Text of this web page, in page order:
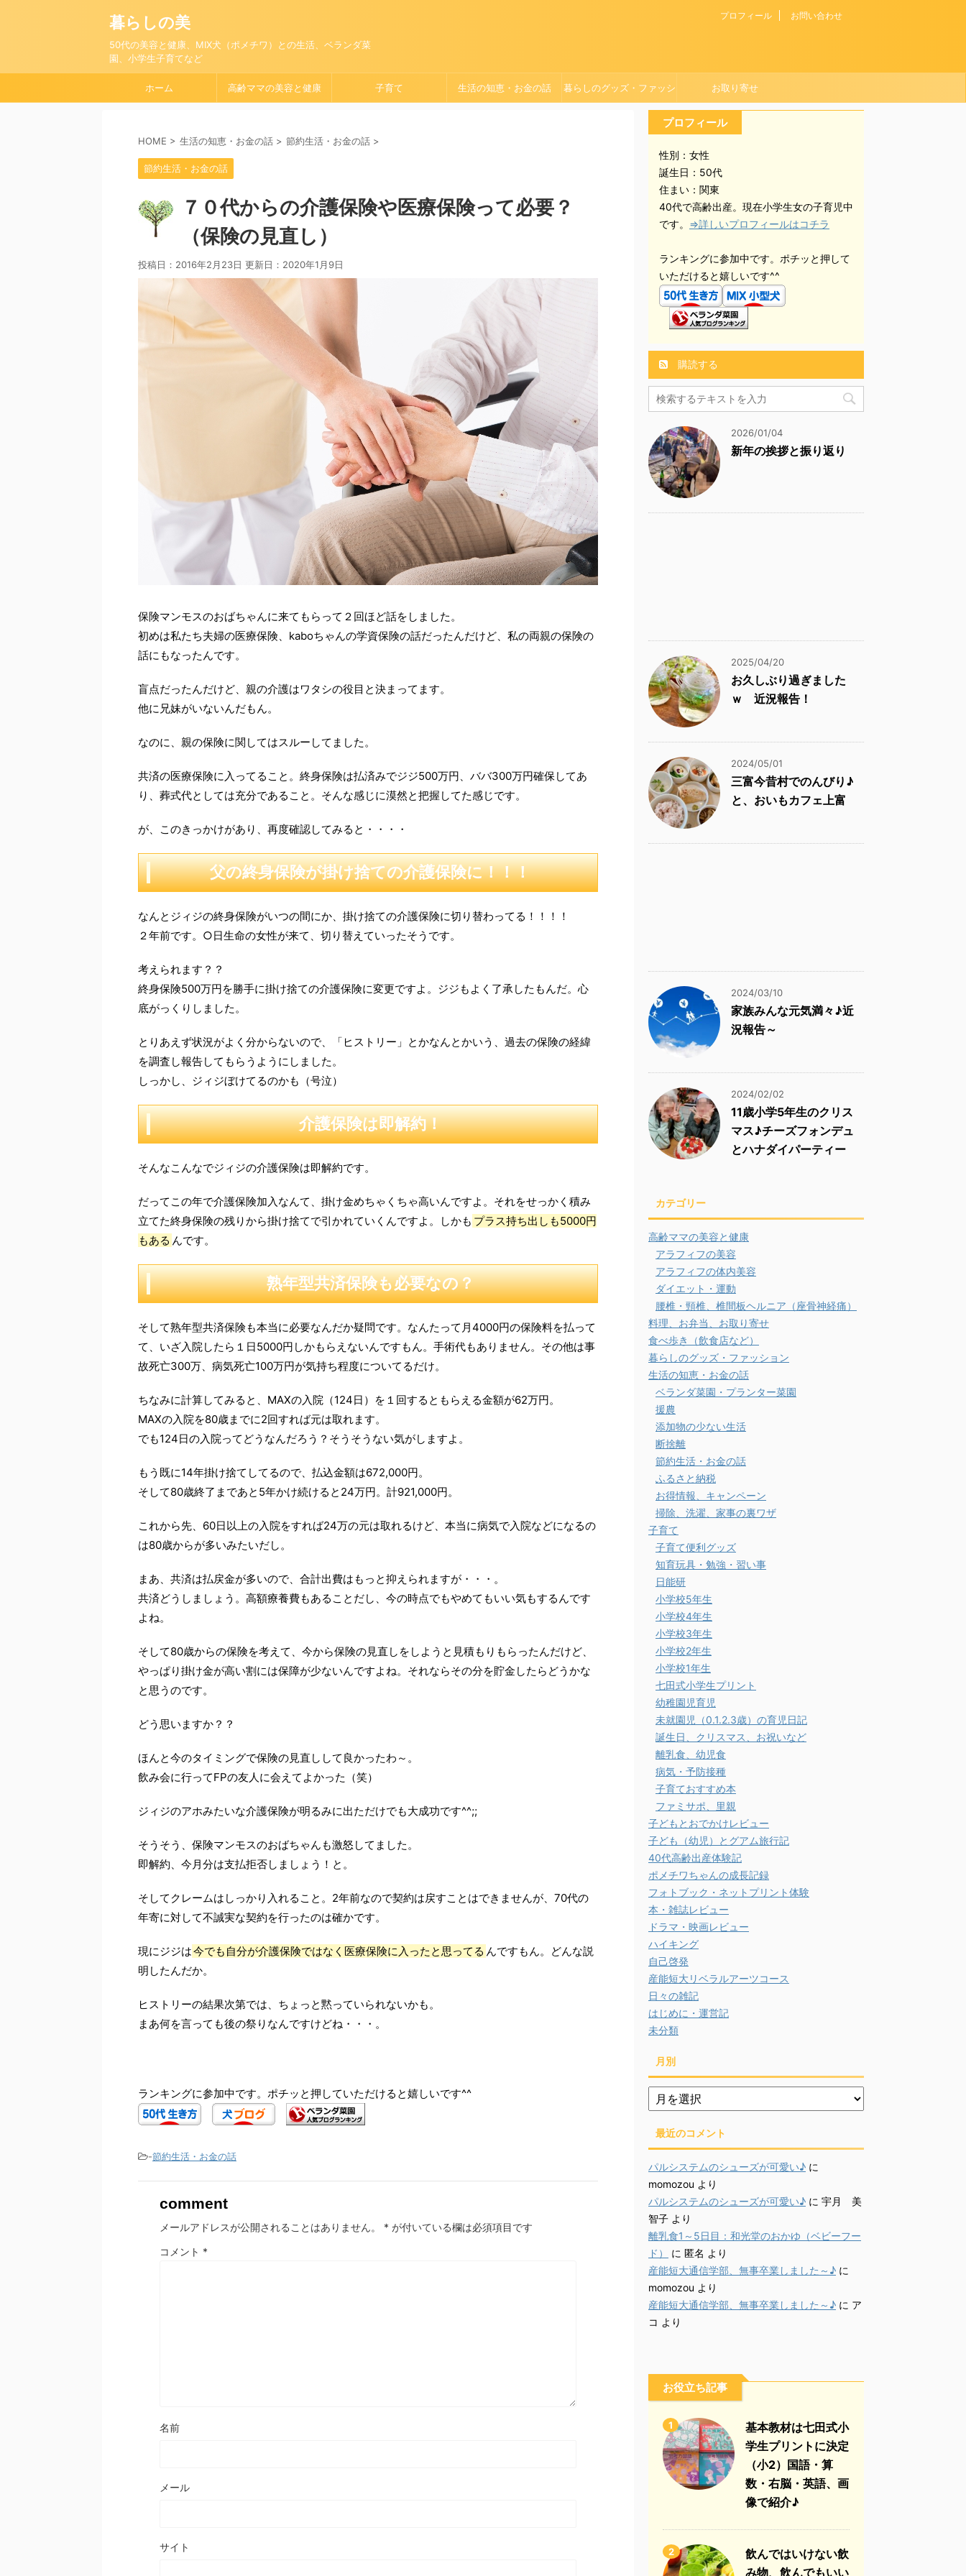
暮らしの美
50代の美容と健康、MIX犬（ポメチワ）との生活、ベランダ菜
園、小学生子育てなど
プロフィール お問い合わせ
ホーム 高齢ママの美容と健康 子育て 生活の知恵・お金の話 暮らしのグッズ・ファッシ お取り寄せ
HOME > 生活の知恵・お金の話 > 節約生活・お金の話 >
節約生活・お金の話
７０代からの介護保険や医療保険って必要？
（保険の見直し）
投稿日：2016年2月23日 更新日： 2020年1月9日
保険マンモスのおばちゃんに来てもらって２回ほど話をしました。
初めは私たち夫婦の医療保険、kaboちゃんの学資保険の話だったんだけど、私の両親の保険の
話にもなったんです。
盲点だったんだけど、親の介護はワタシの役目と決まってます。
他に兄妹がいないんだもん。
なのに、親の保険に関してはスルーしてました。
共済の医療保険に入ってること。終身保険は払済みでジジ500万円、ババ300万円確保してあ
り、葬式代としては充分であること。そんな感じに漠然と把握してた感じです。
が、このきっかけがあり、再度確認してみると・・・・
父の終身保険が掛け捨ての介護保険に！！！
なんとジィジの終身保険がいつの間にか、掛け捨ての介護保険に切り替わってる！！！！
２年前です。○日生命の女性が来て、切り替えていったそうです。
考えられます？？
終身保険500万円を勝手に掛け捨ての介護保険に変更ですよ。ジジもよく了承したもんだ。心
底がっくりしました。
とりあえず状況がよく分からないので、「ヒストリー」とかなんとかいう、過去の保険の経緯
を調査し報告してもらうようにしました。
しっかし、ジィジぼけてるのかも（号泣）
介護保険は即解約！
そんなこんなでジィジの介護保険は即解約です。
だってこの年で介護保険加入なんて、掛け金めちゃくちゃ高いんですよ。それをせっかく積み
立てた終身保険の残りから掛け捨てで引かれていくんですよ。しかも プラス持ち出しも5000円
もある んです。
熟年型共済保険も必要なの？
そして熟年型共済保険も本当に必要なんだか疑問です。なんたって月4000円の保険料を払って
て、いざ入院したら１日5000円しかもらえないんですもん。手術代もありません。その他は事
故死亡300万、病気死亡100万円が気持ち程度についてるだけ。
ちなみに計算してみると、MAXの入院（124日）を１回するともらえる金額が62万円。
MAXの入院を80歳までに2回すれば元は取れます。
でも124日の入院ってどうなんだろう？そうそうない気がしますよ。
もう既に14年掛け捨てしてるので、払込金額は672,000円。
そして80歳終了まであと5年かけ続けると24万円。計921,000円。
これから先、60日以上の入院をすれば24万の元は取れるけど、本当に病気で入院などになるの
は80歳からが多いみたいだし。
まあ、共済は払戻金が多いので、合計出費はもっと抑えられますが・・・。
共済どうしましょう。高額療養費もあることだし、今の時点でもやめてもいい気もするんです
よね。
そして80歳からの保険を考えて、今から保険の見直しをしようと見積もりもらったんだけど、
やっぱり掛け金が高い割には保障が少ないんですよね。それならその分を貯金したらどうかな
と思うのです。
どう思いますか？？
ほんと今のタイミングで保険の見直しして良かったわ～。
飲み会に行ってFPの友人に会えてよかった（笑）
ジィジのアホみたいな介護保険が明るみに出ただけでも大成功です^^;;
そうそう、保険マンモスのおばちゃんも激怒してました。
即解約、今月分は支払拒否しましょう！と。
そしてクレームはしっかり入れること。2年前なので契約は戻すことはできませんが、70代の
年寄に対して不誠実な契約を行ったのは確かです。
現にジジは今でも自分が介護保険ではなく医療保険に入ったと思ってる んですもん。どんな説
明したんだか。
ヒストリーの結果次第では、ちょっと黙っていられないかも。
まあ何を言っても後の祭りなんですけどね・・・。
ランキングに参加中です。ポチッと押していただけると嬉しいです^^
-節約生活・お金の話
comment
メールアドレスが公開されることはありません。 * が付いている欄は必須項目です
コメント *
名前
メール
サイト
プロフィール
性別：女性
誕生日：50代
住まい：関東
40代で高齢出産。現在小学生女の子育児中
です。 ⇒詳しいプロフィールはコチラ
ランキングに参加中です。ポチッと押して
いただけると嬉しいです^^
購読する
2026/01/04
新年の挨拶と振り返り
2025/04/20
お久しぶり過ぎました
ｗ 近況報告！
2024/05/01
三富今昔村でのんびり♪
と、おいもカフェ上富
2024/03/10
家族みんな元気満々♪近
況報告～
2024/02/02
11歳小学5年生のクリス
マス♪チーズフォンデュ
とハナダイパーティー
カテゴリー
高齢ママの美容と健康
アラフィフの美容
アラフィフの体内美容
ダイエット・運動
腰椎・頸椎、椎間板ヘルニア（座骨神経痛）
料理、お弁当、お取り寄せ
食べ歩き（飲食店など）
暮らしのグッズ・ファッション
生活の知恵・お金の話
ベランダ菜園・プランター菜園
援農
添加物の少ない生活
断捨離
節約生活・お金の話
ふるさと納税
お得情報、キャンペーン
掃除、洗濯、家事の裏ワザ
子育て
子育て便利グッズ
知育玩具・勉強・習い事
日能研
小学校5年生
小学校4年生
小学校3年生
小学校2年生
小学校1年生
七田式小学生プリント
幼稚園児育児
未就園児（0.1.2.3歳）の育児日記
誕生日、クリスマス、お祝いなど
離乳食、幼児食
病気・予防接種
子育ておすすめ本
ファミサポ、里親
子どもとおでかけレビュー
子ども（幼児）とグアム旅行記
40代高齢出産体験記
ポメチワちゃんの成長記録
フォトブック・ネットプリント体験
本・雑誌レビュー
ドラマ・映画レビュー
ハイキング
自己啓発
産能短大リベラルアーツコース
日々の雑記
はじめに・運営記
未分類
月別
月
別
最近のコメント
パルシステムのシューズが可愛い♪ に
momozou より
パルシステムのシューズが可愛い♪ に 宇月 美
智子 より
離乳食1～5日目：和光堂のおかゆ（ベビーフー
ド）
に 匿名 より
産能短大通信学部、無事卒業しました～♪ に
momozou より
産能短大通信学部、無事卒業しました～♪ に ア
コ より
お役立ち記事
1
基本教材は七田式小
学生プリントに決定
（小2）国語・算
数・右脳・英語、画
像で紹介♪
2
飲んではいけない飲
み物、飲んでもいい